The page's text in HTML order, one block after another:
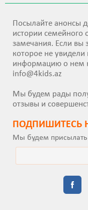
Посылайте анонсы
истории семейного
замечания. Если вы
которое не увидели
информацию о нем
info@4kids.az
Мы будем рады
отзывы и
ПОДПИШИТEСЬ
Мы будем